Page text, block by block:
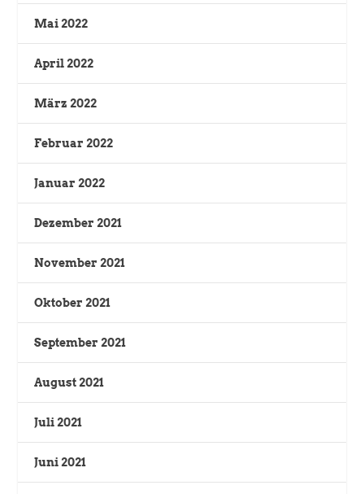
Mai 2022
April 2022
März 2022
Februar 2022
Januar 2022
Dezember 2021
November 2021
Oktober 2021
September 2021
August 2021
Juli 2021
Juni 2021